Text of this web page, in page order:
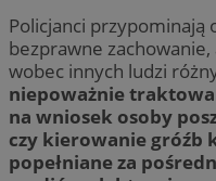
Policjanci przypominają
bezprawne
wobec innych ludzi
niepoważnie
na wniosek osoby
czy kierowanie gróźb
popełniane za